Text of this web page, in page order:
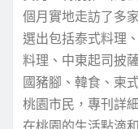
個月實地走訪了多
選出包括泰式料理
料理、中東起司披
國豬腳、韓食、柬
桃園市民 ， 專刊詳細